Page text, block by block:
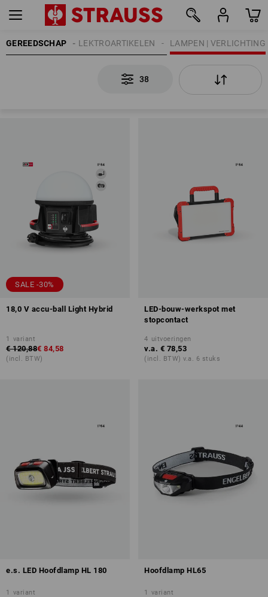
GEREEDSCHAP LAMPEN | VERLICHTING
ELEKTROARTIKELEN
38
SALE -30%
18,0 V accu-ball Light Hybrid
1 variant
€ 120,88€ 84,58
(incl. BTW)
LED-bouw-werkspot met
stopcontact
4 uitvoeringen
v.a. € 78,53
(incl. BTW) v.a. 6 stuks
e.s. LED Hoofdlamp HL 180
1 variant
Hoofdlamp HL65
1 variant